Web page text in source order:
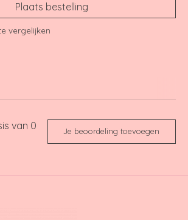
Plaats bestelling
vergelijken
van 0
Je beoordeling toevoegen